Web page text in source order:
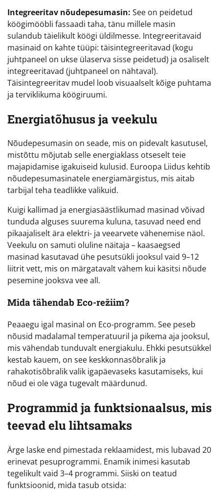
Integreeritav nõudepesumasin: See on peidetud
köögimööbli fassaadi taha, tänu millele masin
sulandub täielikult köögi üldilmesse. Integreeritavaid
masinaid on kahte tüüpi: täisintegreeritavad (kogu
juhtpaneel on ukse ülaserva sisse peidetud) ja osaliselt
integreeritavad (juhtpaneel on nähtaval).
Täisintegreeritav mudel loob visuaalselt kõige puhtama
ja terviklikuma köögiruumi.
Energiatõhusus ja veekulu
Nõudepesumasin on seade, mis on pidevalt kasutusel,
mistõttu mõjutab selle energiaklass otseselt teie
majapidamise igakuiseid kulusid. Euroopa Liidus kehtib
nõudepesumasinatele energiamärgistus, mis aitab
tarbijal teha teadlikke valikuid.
Kuigi kallimad ja energiasäästlikumad masinad võivad
tunduda alguses suurema kuluna, tasuvad need end
pikaajaliselt ära elektri- ja veearvete vähenemise näol.
Veekulu on samuti oluline näitaja – kaasaegsed
masinad kasutavad ühe pesutsükli jooksul vaid 9–12
liitrit vett, mis on märgatavalt vähem kui käsitsi nõude
pesemine jooksva vee all.
Mida tähendab Eco-režiim?
Peaaegu igal masinal on Eco-programm. See peseb
nõusid madalamal temperatuuril ja pikema aja jooksul,
mis vähendab tunduvalt energiakulu. Ehkki pesutsükkel
kestab kauem, on see keskkonnasõbralik ja
rahakotisõbralik valik igapäevaseks kasutamiseks, kui
nõud ei ole väga tugevalt määrdunud.
Programmid ja funktsionaalsus, mis
teevad elu lihtsamaks
Ärge laske end pimestada reklaamidest, mis lubavad 20
erinevat pesuprogrammi. Enamik inimesi kasutab
tegelikult vaid 3–4 programmi. Siiski on teatud
funktsioonid, mida tasub otsida: